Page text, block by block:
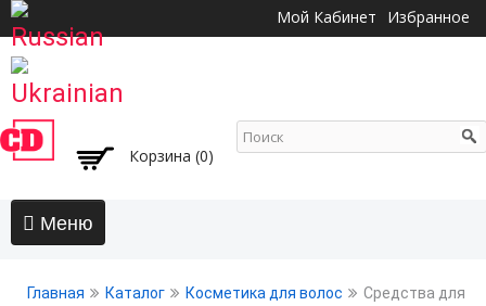
основному
Мой Кабинет Избранное
Корзина (0)
Главная Каталог Косметика для волос
Средства для